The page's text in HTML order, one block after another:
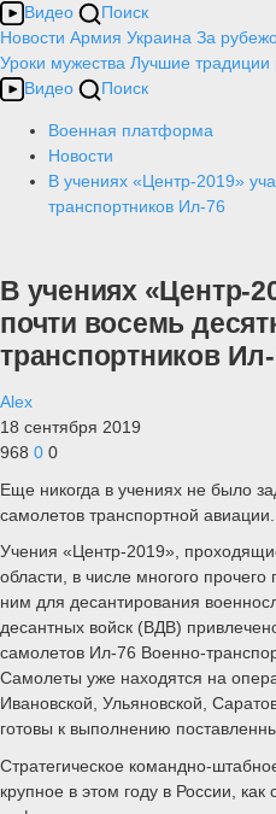
Видео
Поиск
Новости Армия Украина За
Уроки мужества Лучшие традиции
Видео
Поиск
Военная платформа
Новости
В учениях «Центр-2019»
транспортников Ил-76
В учениях «Центр-
почти восемь
транспортников
Alex
18 сентября 2019
968 0 0
Еще никогда в учениях не было
самолетов транспортной авиации.
Учения «Центр-2019»,
области, в числе многого
ним для десантирования
десантных войск (ВДВ)
самолетов Ил-76 Военно-
Самолеты уже находятся на
Ивановской, Ульяновской,
готовы к выполнению
Стратегическое командно-
крупное в этом году в России,